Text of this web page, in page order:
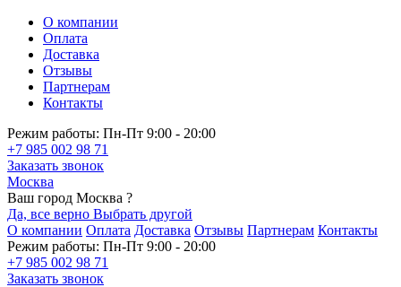
О компании
Оплата
Доставка
Отзывы
Партнерам
Контакты
Режим работы: Пн-Пт 9:00 - 20:00
+7 985 002 98 71
Заказать звонок
Москва
Ваш город Москва ?
Да, все верно Выбрать другой
О компании Оплата Доставка Отзывы Партнерам Контакты
Режим работы: Пн-Пт 9:00 - 20:00
+7 985 002 98 71
Заказать звонок